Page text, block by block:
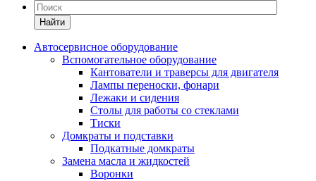
Найти
Автосервисное оборудование
Вспомогательное оборудование
Кантователи и траверсы для двигателя
Лампы переноски, фонари
Лежаки и сидения
Столы для работы со стеклами
Тиски
Домкраты и подставки
Подкатные домкраты
Замена масла и жидкостей
Воронки